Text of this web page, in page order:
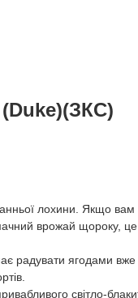
лохини. Якщо вам
врожай щороку,
радувати ягодами вже
світло-